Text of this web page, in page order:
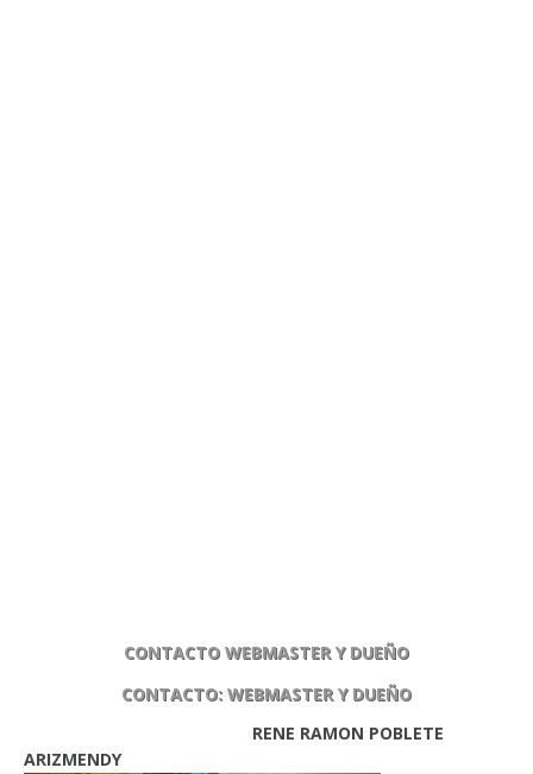
CONTACTO WEBMASTER Y DUEÑO
CONTACTO: WEBMASTER Y DUEÑO
RENE RAMON POBLETE
ARIZMENDY